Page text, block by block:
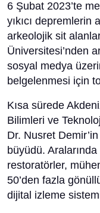
6 Şubat 2023’te
yıkıcı depremlerin
arkeolojik sit
Üniversitesi’nden
sosyal medya
belgelenmesi için
Kısa sürede
Bilimleri ve
Dr. Nusret
büyüdü.
restoratörler,
50’den fazla
dijital izleme